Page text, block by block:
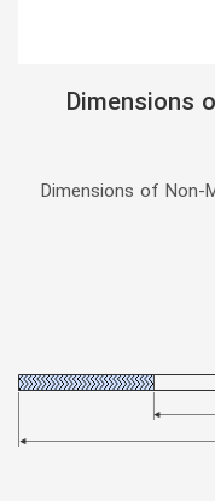
Dimensions
Dimensions of Non-